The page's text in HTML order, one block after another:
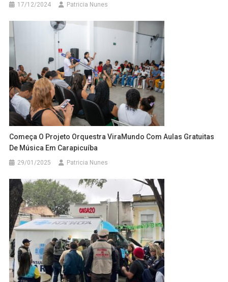
17/12/2024 Patricia Nunes
Começa O Projeto Orquestra ViraMundo Com Aulas Gratuitas
De Música Em Carapicuíba
29/01/2025 Patricia Nunes